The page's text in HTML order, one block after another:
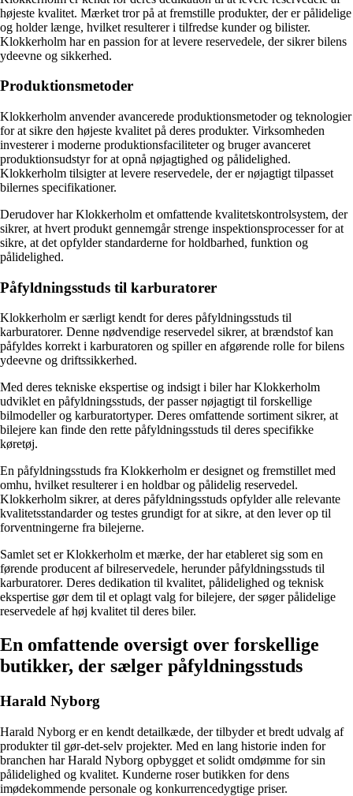
højeste kvalitet. Mærket tror på at fremstille produkter, der er pålidelige
og holder længe, hvilket resulterer i tilfredse kunder og bilister.
Klokkerholm har en passion for at levere reservedele, der sikrer bilens
ydeevne og sikkerhed.
Produktionsmetoder
Klokkerholm anvender avancerede produktionsmetoder og teknologier
for at sikre den højeste kvalitet på deres produkter. Virksomheden
investerer i moderne produktionsfaciliteter og bruger avanceret
produktionsudstyr for at opnå nøjagtighed og pålidelighed.
Klokkerholm tilsigter at levere reservedele, der er nøjagtigt tilpasset
bilernes specifikationer.
Derudover har Klokkerholm et omfattende kvalitetskontrolsystem, der
sikrer, at hvert produkt gennemgår strenge inspektionsprocesser for at
sikre, at det opfylder standarderne for holdbarhed, funktion og
pålidelighed.
Påfyldningsstuds til karburatorer
Klokkerholm er særligt kendt for deres påfyldningsstuds til
karburatorer. Denne nødvendige reservedel sikrer, at brændstof kan
påfyldes korrekt i karburatoren og spiller en afgørende rolle for bilens
ydeevne og driftssikkerhed.
Med deres tekniske ekspertise og indsigt i biler har Klokkerholm
udviklet en påfyldningsstuds, der passer nøjagtigt til forskellige
bilmodeller og karburatortyper. Deres omfattende sortiment sikrer, at
bilejere kan finde den rette påfyldningsstuds til deres specifikke
køretøj.
En påfyldningsstuds fra Klokkerholm er designet og fremstillet med
omhu, hvilket resulterer i en holdbar og pålidelig reservedel.
Klokkerholm sikrer, at deres påfyldningsstuds opfylder alle relevante
kvalitetsstandarder og testes grundigt for at sikre, at den lever op til
forventningerne fra bilejerne.
Samlet set er Klokkerholm et mærke, der har etableret sig som en
førende producent af bilreservedele, herunder påfyldningsstuds til
karburatorer. Deres dedikation til kvalitet, pålidelighed og teknisk
ekspertise gør dem til et oplagt valg for bilejere, der søger pålidelige
reservedele af høj kvalitet til deres biler.
En omfattende oversigt over forskellige
butikker, der sælger påfyldningsstuds
Harald Nyborg
Harald Nyborg er en kendt detailkæde, der tilbyder et bredt udvalg af
produkter til gør-det-selv projekter. Med en lang historie inden for
branchen har Harald Nyborg opbygget et solidt omdømme for sin
pålidelighed og kvalitet. Kunderne roser butikken for dens
imødekommende personale og konkurrencedygtige priser.